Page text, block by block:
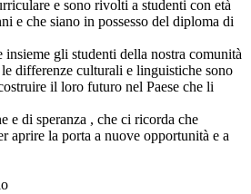
e sono rivolti a studenti con età
e che siano in possesso del diploma di
gli studenti della nostra comunità
differenze culturali e linguistiche sono
il loro futuro nel Paese che li
e di speranza , che ci ricorda che
aprire la porta a nuove opportunità e a